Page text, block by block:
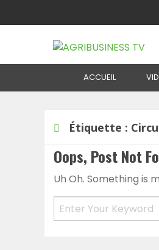
ACCUEIL
Home
Étiquette :
Oops, Post Not
Uh Oh. Something is